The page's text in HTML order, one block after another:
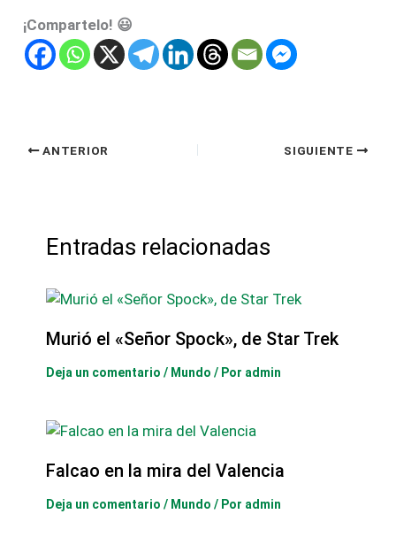
¡Compartelo! 😃
ANTERIOR SIGUIENTE
Entradas relacionadas
Murió el «Señor Spock», de Star Trek
Deja un comentario / Mundo / Por admin
Falcao en la mira del Valencia
Deja un comentario / Mundo / Por admin